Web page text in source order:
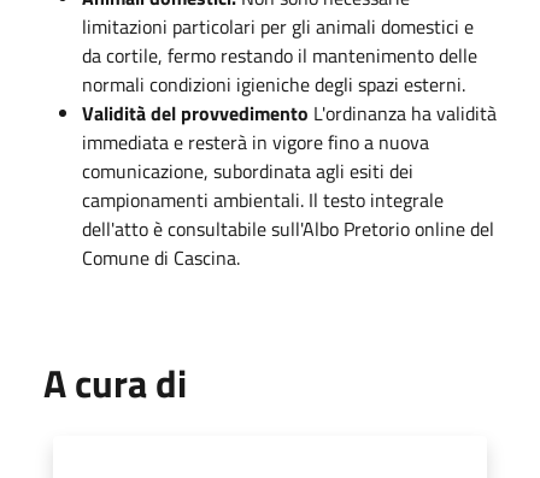
limitazioni particolari per gli animali domestici e
da cortile, fermo restando il mantenimento delle
normali condizioni igieniche degli spazi esterni.
Validità del provvedimento L'ordinanza ha validità
immediata e resterà in vigore fino a nuova
comunicazione, subordinata agli esiti dei
campionamenti ambientali. Il testo integrale
dell'atto è consultabile sull'Albo Pretorio online del
Comune di Cascina.
A cura di